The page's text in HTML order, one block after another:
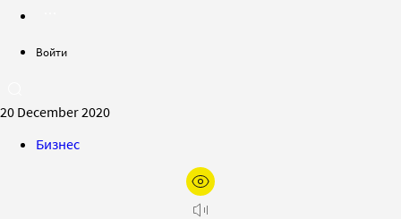
Войти
20 December 2020
Бизнес